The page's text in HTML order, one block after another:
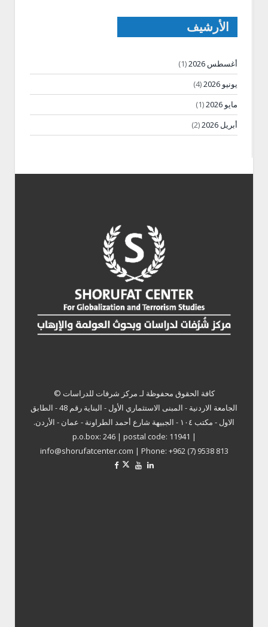
الأرشيف
أغسطس 2026
(1)
يونيو 2026
(4)
مايو 2026
(1)
أبريل 2026
(2)
كافة الحقوق محفوظة لـ مركز شرفات للدراسات ©
الجامعة الاردنية - المبنى الاستثماري الأول - البناية رقم 48 - الطابق
الاول - مكتب ١٠٤ - الجبيهة شارع أحمد الطراونة - عمان - الأردن.
p.o.box: 246 | postal code: 11941 |
info@shorufatcenter.com | Phone: +962 (7) 9538 813